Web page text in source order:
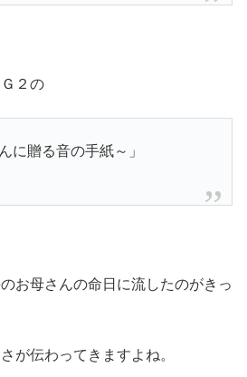
２の
に贈る音の手紙～」
お母さんの命日に流したのがきっ
が伝わってきますよね。